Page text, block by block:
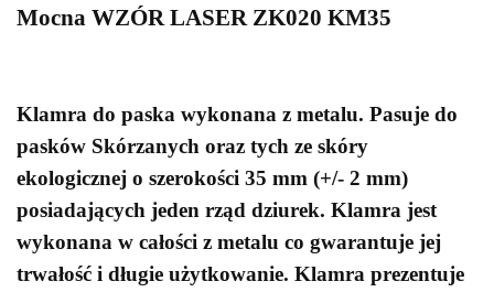
Mocna WZÓR LASER ZK020 KM35
Klamra do paska wykonana z metalu. Pasuje do
pasków Skórzanych oraz tych ze skóry
ekologicznej o szerokości 35 mm (+/- 2 mm)
posiadających jeden rząd dziurek. Klamra jest
wykonana w całości z metalu co gwarantuje jej
trwałość i długie użytkowanie. Klamra prezentuje